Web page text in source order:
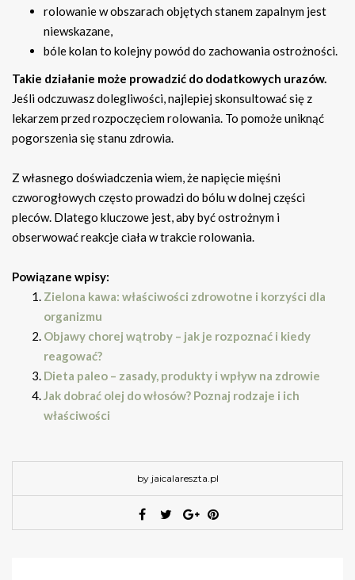
rolowanie w obszarach objętych stanem zapalnym jest
niewskazane,
bóle kolan to kolejny powód do zachowania ostrożności.
Takie działanie może prowadzić do dodatkowych urazów.
Jeśli odczuwasz dolegliwości, najlepiej skonsultować się z
lekarzem przed rozpoczęciem rolowania. To pomoże uniknąć
pogorszenia się stanu zdrowia.
Z własnego doświadczenia wiem, że napięcie mięśni
czworogłowych często prowadzi do bólu w dolnej części
pleców. Dlatego kluczowe jest, aby być ostrożnym i
obserwować reakcje ciała w trakcie rolowania.
Powiązane wpisy:
Zielona kawa: właściwości zdrowotne i korzyści dla
organizmu
Objawy chorej wątroby – jak je rozpoznać i kiedy
reagować?
Dieta paleo – zasady, produkty i wpływ na zdrowie
Jak dobrać olej do włosów? Poznaj rodzaje i ich
właściwości
by jaicalareszta.pl